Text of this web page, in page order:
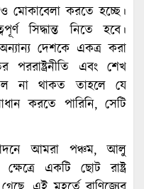
মোকাবেলা করতে হচ্ছে।
সিদ্ধান্ত নিতে হবে।
দেশকে একত্র করা
এবং শেখ
মিল না থাকত তাহলে যে
করতে পারিনি, সেটি
আমরা পঞ্চম, আলু
একটি ছোট রাষ্ট্র